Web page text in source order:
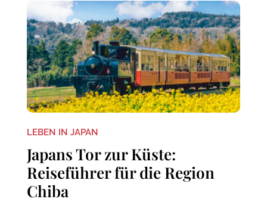
LEBEN IN JAPAN
Japans Tor zur Küste:
Reiseführer für die Region
Chiba